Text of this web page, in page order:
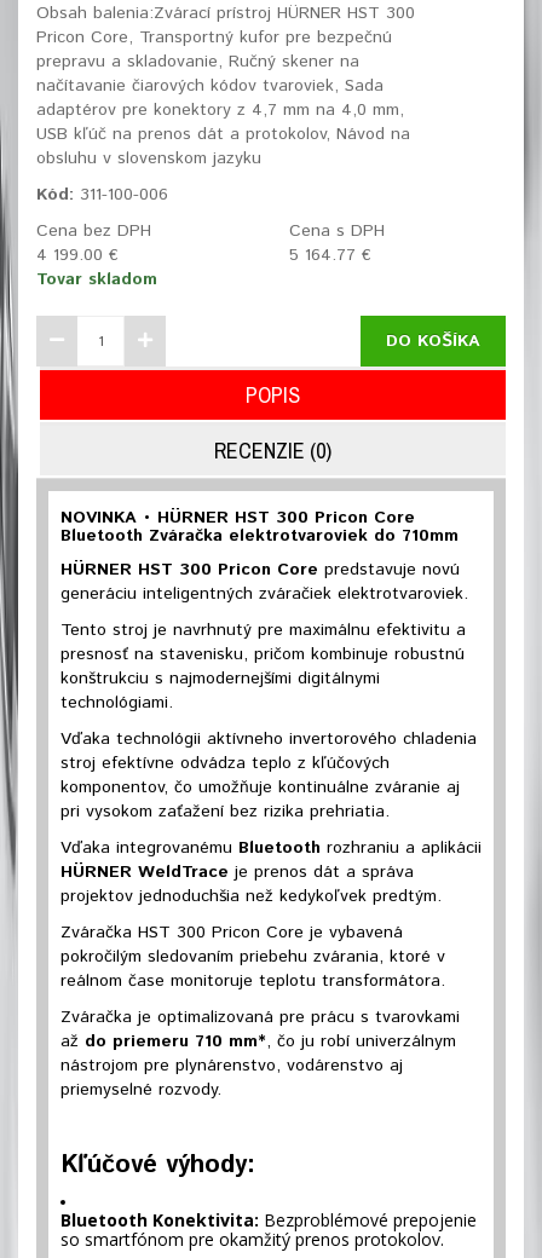
Obsah balenia:Zvárací prístroj HÜRNER HST 300
Pricon Core, Transportný kufor pre bezpečnú
prepravu a skladovanie, Ručný skener na
načítavanie čiarových kódov tvaroviek, Sada
adaptérov pre konektory z 4,7 mm na 4,0 mm,
USB kľúč na prenos dát a protokolov, Návod na
obsluhu v slovenskom jazyku
Kód: 311-100-006
Cena bez DPH
4 199.00 €
Cena s DPH
5 164.77 €
Tovar skladom
DO KOŠÍKA
POPIS
RECENZIE (0)
NOVINKA • HÜRNER HST 300 Pricon Core
Bluetooth Zváračka elektrotvaroviek do 710mm
HÜRNER HST 300 Pricon Core predstavuje novú
generáciu inteligentných zváračiek elektrotvaroviek.
Tento stroj je navrhnutý pre maximálnu efektivitu a
presnosť na stavenisku, pričom kombinuje robustnú
konštrukciu s najmodernejšími digitálnymi
technológiami.
Vďaka technológii aktívneho invertorového chladenia
stroj efektívne odvádza teplo z kľúčových
komponentov, čo umožňuje kontinuálne zváranie aj
pri vysokom zaťažení bez rizika prehriatia.
Vďaka integrovanému Bluetooth rozhraniu a aplikácii
HÜRNER WeldTrace je prenos dát a správa
projektov jednoduchšia než kedykoľvek predtým.
Zváračka HST 300 Pricon Core je vybavená
pokročilým sledovaním priebehu zvárania, ktoré v
reálnom čase monitoruje teplotu transformátora.
Zváračka je optimalizovaná pre prácu s tvarovkami
až do priemeru 710 mm*, čo ju robí univerzálnym
nástrojom pre plynárenstvo, vodárenstvo aj
priemyselné rozvody.
Kľúčové výhody:
Bluetooth Konektivita: Bezproblémové prepojenie
so smartfónom pre okamžitý prenos protokolov.